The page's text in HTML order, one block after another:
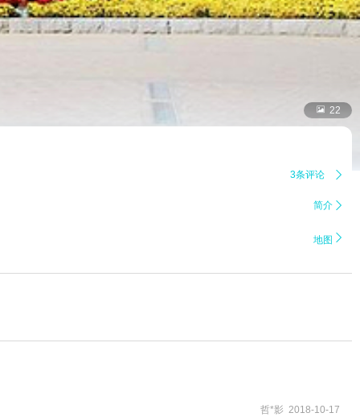
 22
3条评论 
简介 
地图 
哲*影 2018-10-17